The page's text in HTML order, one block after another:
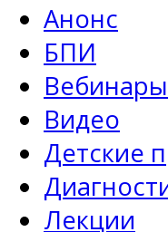
Анонс
БПИ
Вебинары
Видео
Детские
Лекции